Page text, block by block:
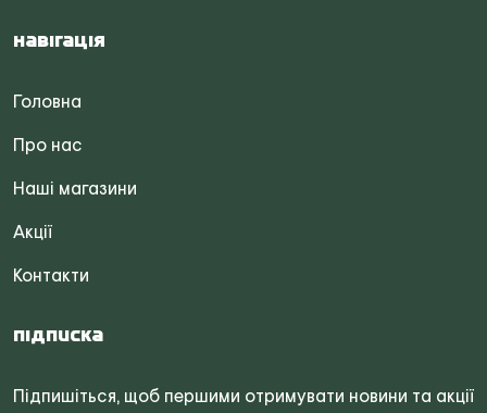
Навігація
Головна
Про нас
Наші магазини
Акції
Контакти
Підписка
Підпишіться, щоб першими отримувати новини та акції